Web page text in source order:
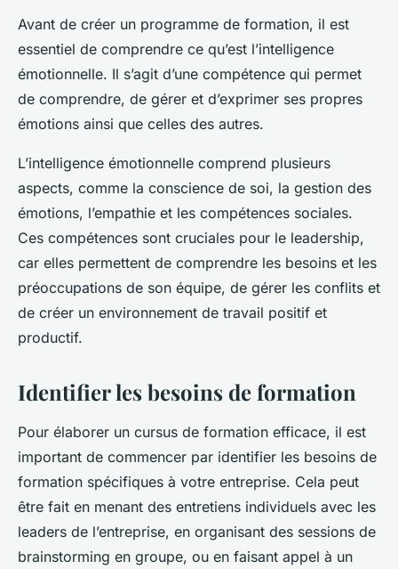
Avant de créer un programme de formation, il est
essentiel de comprendre ce qu’est l’intelligence
émotionnelle. Il s’agit d’une compétence qui permet
de comprendre, de gérer et d’exprimer ses propres
émotions ainsi que celles des autres.
L’intelligence émotionnelle comprend plusieurs
aspects, comme la conscience de soi, la gestion des
émotions, l’empathie et les compétences sociales.
Ces compétences sont cruciales pour le leadership,
car elles permettent de comprendre les besoins et les
préoccupations de son équipe, de gérer les conflits et
de créer un environnement de travail positif et
productif.
Identifier les besoins de formation
Pour élaborer un cursus de formation efficace, il est
important de commencer par identifier les besoins de
formation spécifiques à votre entreprise. Cela peut
être fait en menant des entretiens individuels avec les
leaders de l’entreprise, en organisant des sessions de
brainstorming en groupe, ou en faisant appel à un